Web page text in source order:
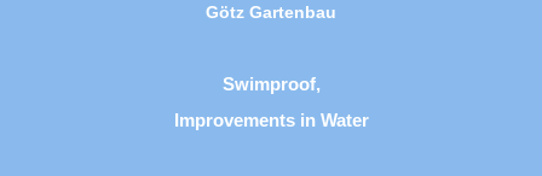
Götz Gartenbau
Swimproof,
Improvements in Water